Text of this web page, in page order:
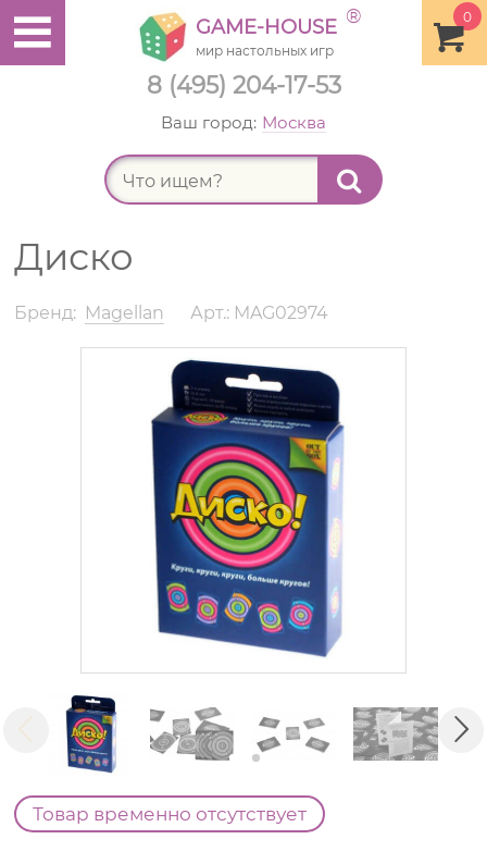
8 (495) 204-17-53
0
GAME-HOUSE ®
мир настольных игр
Ваш город: Москва
Диско
Бренд: Magellan Арт.: MAG02974
Товар временно отсутствует